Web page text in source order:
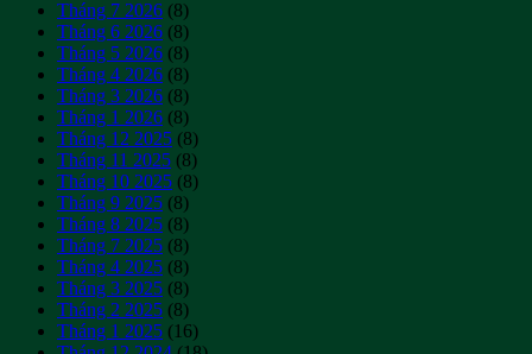
Tháng 7 2026 (8)
Tháng 6 2026 (8)
Tháng 5 2026 (8)
Tháng 4 2026 (8)
Tháng 3 2026 (8)
Tháng 1 2026 (8)
Tháng 12 2025 (8)
Tháng 11 2025 (8)
Tháng 10 2025 (8)
Tháng 9 2025 (8)
Tháng 8 2025 (8)
Tháng 7 2025 (8)
Tháng 4 2025 (8)
Tháng 3 2025 (8)
Tháng 2 2025 (8)
Tháng 1 2025 (16)